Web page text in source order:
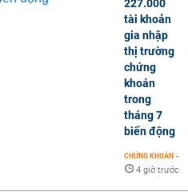
227.000
tài khoản
gia nhập
thị trường
chứng
khoán
trong
tháng 7
biến động
CHỨNG KHOÁN -
4 giờ trước